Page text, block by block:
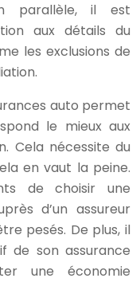
parallèle, il est
aux détails du
les exclusions de
auto permet
le mieux aux
Cela nécessite du
en vaut la peine.
de choisir une
d’un assureur
pesés. De plus, il
de son assurance
une économie